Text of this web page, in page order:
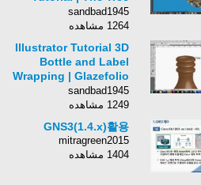
Sphere
sandbad1945
1264 مشاهده
Illustrator Tutorial 3D
Bottle and Label
Wrapping | Glazefolio
Design Blog
sandbad1945
1249 مشاهده
GNS3(1.4.x)활용
mitragreen2015
1404 مشاهده